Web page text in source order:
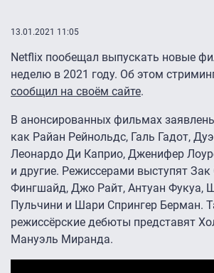
13.01.2021 11:05
Netflix пообещал выпускать новые
неделю в 2021 году. Об этом
сообщил на своём сайте.
В анонсированных фильмах
как Райан Рейнольдс, Галь Гадот,
Леонардо Ди Каприо, Дженифер
и другие. Режиссерами выступят
Фингшайд, Джо Райт, Антуан Фукуа,
Пульчини и Шари Спрингер Берман.
режиссёрские дебюты представят
Мануэль Миранда.